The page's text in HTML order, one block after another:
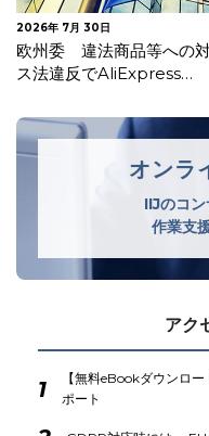
2026年 7月 30日
欧州委 違法商品等への
ス法違反でAliExpress…
オンラ
IIJのコ
作業支
アク
1
【無料eBookダウンロ
ポート